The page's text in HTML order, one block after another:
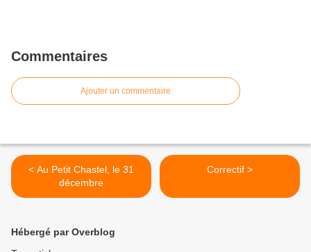
Commentaires
Ajouter un commentaire
< Au Petit Chastel, le 31
décembre
Correctif >
Hébergé par Overblog